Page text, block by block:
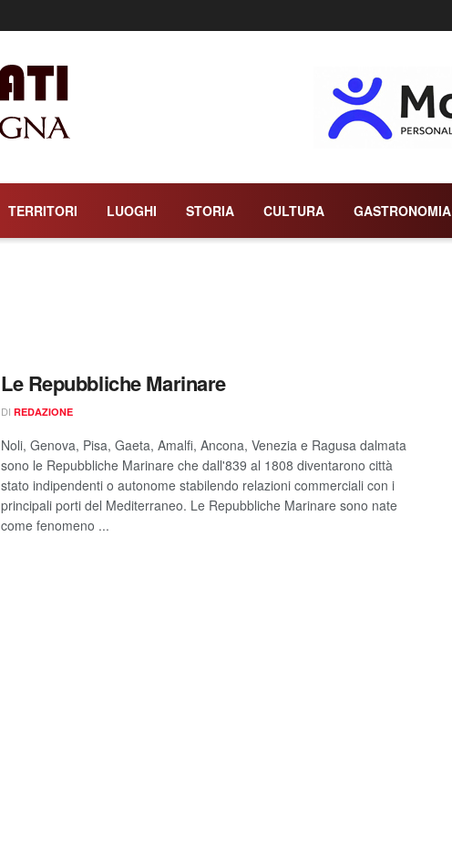
TERRITORI LUOGHI STORIA CULTURA GASTRONOMIA
Le Repubbliche Marinare
DI REDAZIONE
Noli, Genova, Pisa, Gaeta, Amalfi, Ancona, Venezia e Ragusa dalmata
sono le Repubbliche Marinare che dall'839 al 1808 diventarono città
stato indipendenti o autonome stabilendo relazioni commerciali con i
principali porti del Mediterraneo. Le Repubbliche Marinare sono nate
come fenomeno ...